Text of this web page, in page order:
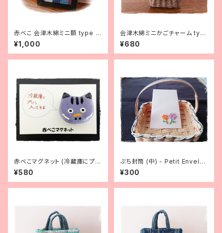
赤べこ 会津木綿ミニ額 type 2
- Akabeko figurine placed
onto Aizu cotton
¥1,000
会津木綿ミニかごチャーム typ
e 15 - Aizu cotton mini bas
ket
¥680
赤べこマグネット (冷蔵庫にプリ
ン) - Magnet Akabeko [Sw
eet pudding inside.]
¥580
ぷち封筒 (中) - Petit Envelo
pe (medium sized)
¥300